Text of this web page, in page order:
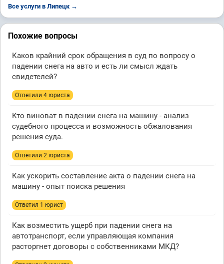
Все услуги в Липецк →
Похожие вопросы
Каков крайний срок обращения в суд по вопросу о
падении снега на авто и есть ли смысл ждать
свидетелей?
Ответили 4 юристa
Кто виноват в падении снега на машину - анализ
судебного процесса и возможность обжалования
решения суда.
Ответили 2 юристa
Как ускорить составление акта о падении снега на
машину - опыт поиска решения
Ответил 1 юрист
Как возместить ущерб при падении снега на
автотранспорт, если управляющая компания
расторгнет договоры с собственниками МКД?